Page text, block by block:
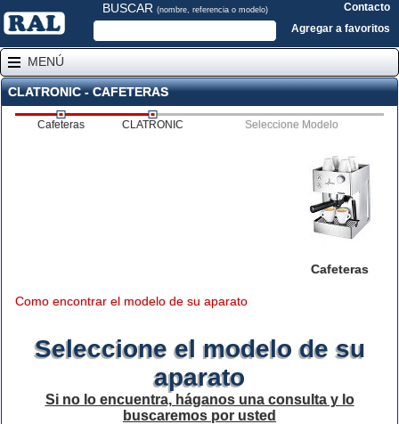
BUSCAR (nombre, referencia o modelo)
Contacto
Agregar a favoritos
MENÚ
CLATRONIC - CAFETERAS
Cafeteras CLATRONIC Seleccione Modelo
Cafeteras
Como encontrar el modelo de su aparato
Seleccione el modelo de su
aparato
Si no lo encuentra, háganos una consulta y lo
buscaremos por usted